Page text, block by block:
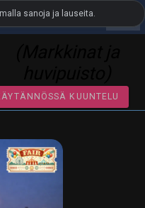
sanasto
KÄYTÄNNÖSSÄ
sanoja ja lauseita.